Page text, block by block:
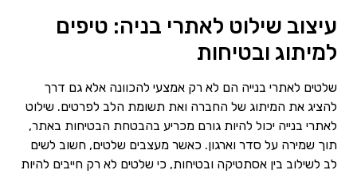
עיצוב שילוט לאתרי בניה: טיפים
למיתוג ובטיחות
שלטים לאתרי בנייה הם לא רק אמצעי להכוונה אלא גם דרך
להציג את המיתוג של החברה ואת תשומת הלב לפרטים. שילוט
לאתרי בנייה יכול להיות גורם מכריע בהבטחת הבטיחות באתר,
תוך שמירה על סדר וארגון. כאשר מעצבים שלטים, חשוב לשים
לב לשילוב בין אסתטיקה ובטיחות, כי שלטים לא רק חייבים להיות